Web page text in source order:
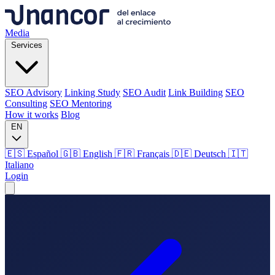
Media
Services
SEO Advisory Linking Study SEO Audit Link Building SEO
Consulting SEO Mentoring
How it works Blog
EN
🇪🇸 Español 🇬🇧 English 🇫🇷 Français 🇩🇪 Deutsch 🇮🇹
Italiano
Login
SEO Audit Link Building